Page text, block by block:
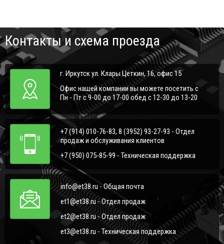
Контакты и схема проезда
г. Иркутск ул. Клары Цеткин, 16, офис 15
Офис нашей компании вы можете посетить с
Пн - Пт с 9-00 до 17-00 обед с 12-30 до 13-20
+7 (914) 010-76-83, 8 (3952) 93-27-93 - Отдел
продаж и обслуживания клиентов
+7 (950) 075-85-99 - Техническая поддержка
info@et38.ru - Общая почта
et1@et38.ru - Отдел продаж
et2@et38.ru - Отдел продаж
et3@et38.ru - Техническая поддержка